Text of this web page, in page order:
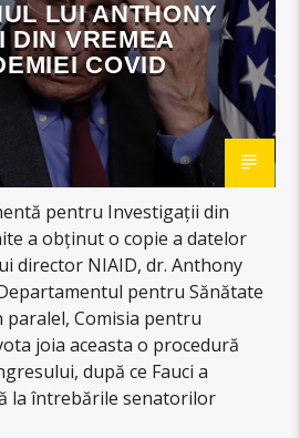
LUI ANTHONY
DIN VREMEA
COVID
pentru Investigații din
a obținut o copie a datelor
director NIAID, dr. Anthony
pentru Sănătate
paralel, Comisia pentru
joia aceasta o procedură
după ce Fauci a
la întrebările senatorilor